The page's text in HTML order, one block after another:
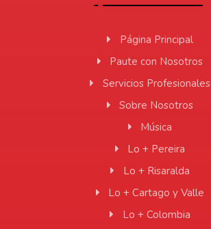
Página Principal
Paute con Nosotros
Servicios Profesionales
Sobre Nosotros
Música
Lo + Pereira
Lo + Risaralda
Lo + Cartago y Valle
Lo + Colombia